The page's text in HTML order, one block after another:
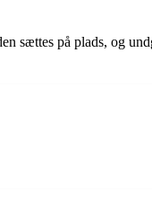
sættes på plads, og